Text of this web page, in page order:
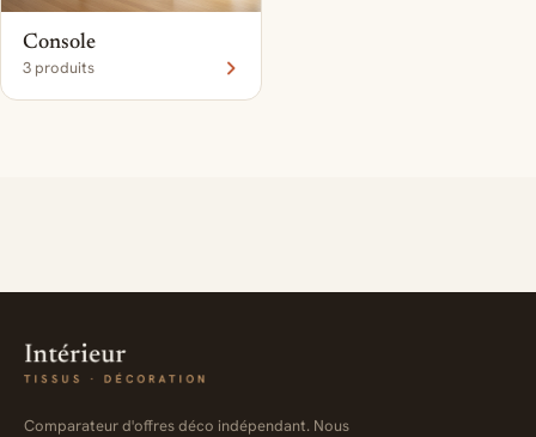
Console
3 produits
Comparateur d'offres déco indépendant. Nous